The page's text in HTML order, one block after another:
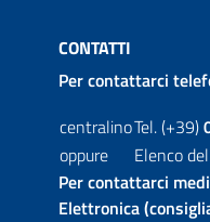
CONTATTI
Per contattarci
centralinoTel. (+39)
oppure
Elenco
Per contattarci
Elettronica